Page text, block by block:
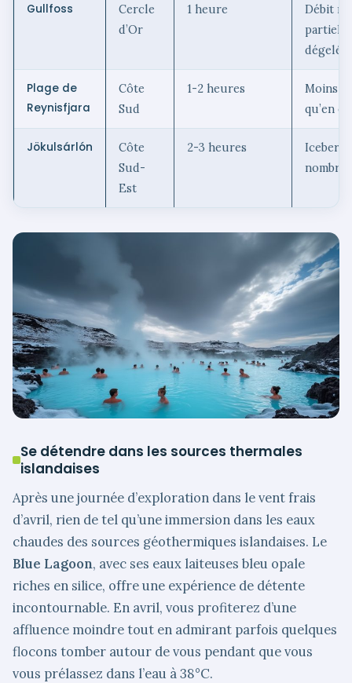
Gullfoss
Cercle
d’Or
1 heure
Débit
dégelée
Plage de
Reynisfjara
Côte
Sud
1-2 heures
Moins
qu’en
Jökulsárlón
Côte
Sud-
Est
2-3 heures
Se détendre dans les sources thermales
islandaises
Après une journée d’exploration dans le vent frais
d’avril, rien de tel qu’une immersion dans les eaux
chaudes des sources géothermiques islandaises. Le
Blue Lagoon, avec ses eaux laiteuses bleu opale
riches en silice, offre une expérience de détente
incontournable. En avril, vous profiterez d’une
affluence moindre tout en admirant parfois quelques
flocons tomber autour de vous pendant que vous
vous prélassez dans l’eau à 38°C.